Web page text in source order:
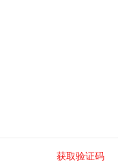
获取验证码